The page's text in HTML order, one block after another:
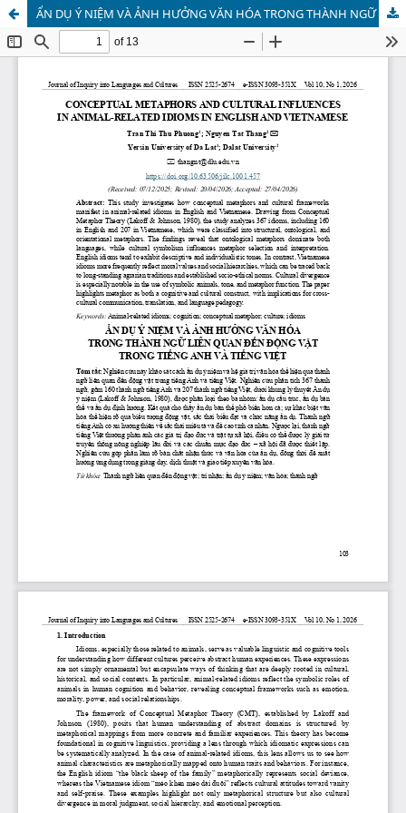
ẨN DỤ Ý NIỆM VÀ ẢNH HƯỞNG VĂN HÓA TRONG THÀNH NGỮ LIÊN QUAN ĐẾN ĐỘNG VẬT TRONG TIẾNG ANH VÀ TIẾNG VIỆT